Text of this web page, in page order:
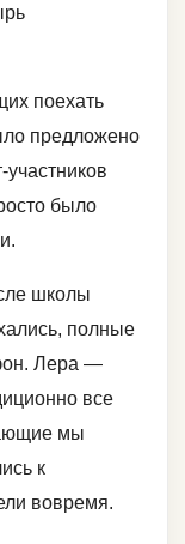
поехать
предложено
было
школы
полные
Лера —
все
мы
к
вовремя.